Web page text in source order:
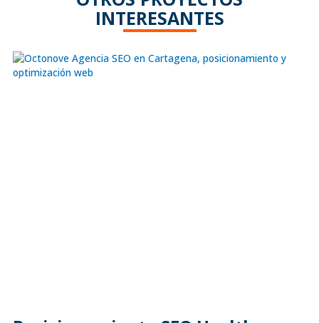
INTERESANTES